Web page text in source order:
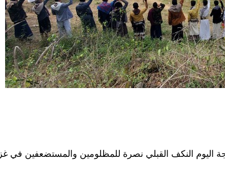
اليوم النكف القبلي نصرة للمظلومين والمستضعفين في